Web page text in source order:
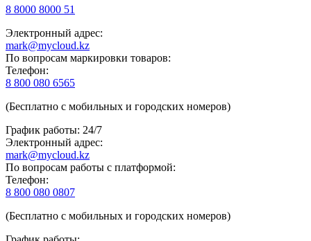
8 8000 8000 51
Электронный адрес:
mark@mycloud.kz
По вопросам маркировки товаров:
Телефон:
8 800 080 6565
(Бесплатно с мобильных и городских номеров)
График работы: 24/7
Электронный адрес:
mark@mycloud.kz
По вопросам работы с платформой:
Телефон:
8 800 080 0807
(Бесплатно с мобильных и городских номеров)